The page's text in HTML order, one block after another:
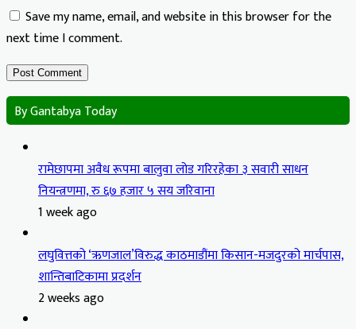
Save my name, email, and website in this browser for the
next time I comment.
By Gantabya Today
रामेछापमा अवैध रूपमा बालुवा लोड गरिरहेका ३ सवारी साधन
नियन्त्रणमा, रु ६७ हजार ५ सय जरिवाना
1 week ago
लघुवित्तको ‘ऋणजाल’विरुद्ध काठमाडौंमा किसान-मजदुरको मार्चपास,
शान्तिबाटिकामा प्रदर्शन
2 weeks ago